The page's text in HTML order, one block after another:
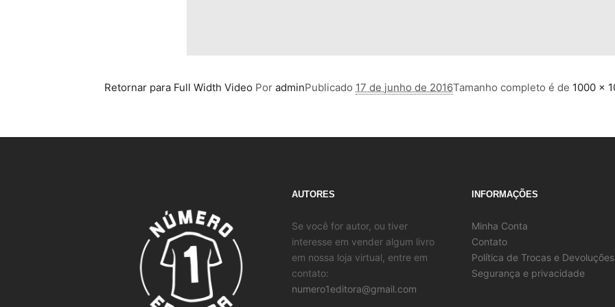
Retornar para Full Width Video Por adminPublicado 17 de junho de 2016Tamanho completo é de 1000 ×
AUTORES
Se você for autor, ou tiver
interesse em vender algum livro
em nossa loja virtual, entre em
contato:
numero1editora@gmail.com
INFORMAÇÕES
Minha Conta
Contato
Política de Trocas e Devoluções
Segurança e privacidade